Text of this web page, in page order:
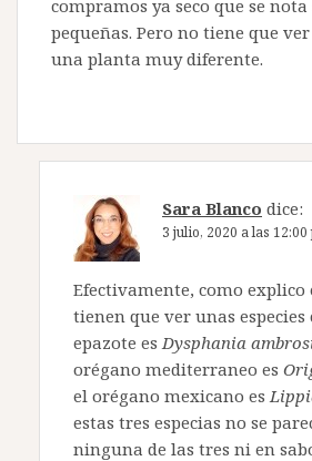
compramos ya seco que se
pequeñas. Pero no tiene que
una planta muy diferente.
Sara Blanco dice:
3 julio, 2020 a las
Efectivamente, como explico
tienen que ver unas especies
epazote es Dysphania
orégano mediterraneo es
el orégano mexicano es
estas tres especias no se
ninguna de las tres ni en